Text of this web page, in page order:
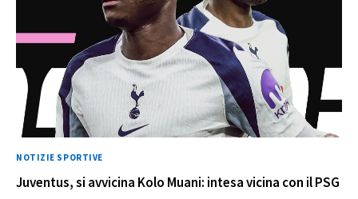
NOTIZIE SPORTIVE
Juventus, si avvicina Kolo Muani: intesa vicina con il PSG